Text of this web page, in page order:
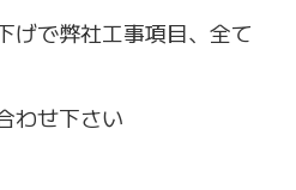
げで弊社工事項目、全て
わせ下さい